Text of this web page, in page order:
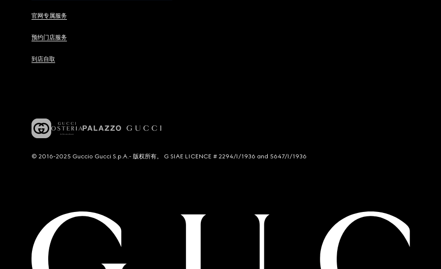
官网专属服务
预约门店服务
到店自取
© 2016-2025 Guccio Gucci S.p.A.- 版权所有。 G SIAE LICENCE # 2294/I/1936 and 5647/I/1936